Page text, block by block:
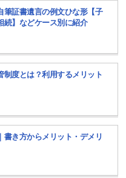
筆証書遺言の例文ひな形【子
続】などケース別に紹介
制度とは？利用するメリット
書き方からメリット・デメリ